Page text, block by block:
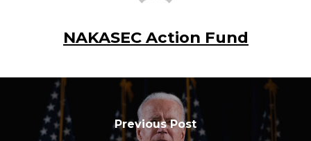
NAKASEC Action Fund
Previous Post